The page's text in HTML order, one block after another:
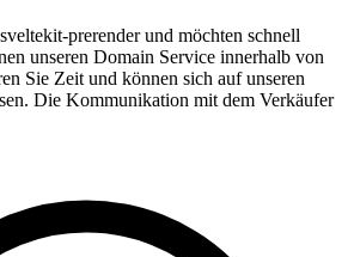
prerender und möchten schnell
unseren Domain Service innerhalb von
Sie Zeit und können sich auf unseren
Die Kommunikation mit dem Verkäufer